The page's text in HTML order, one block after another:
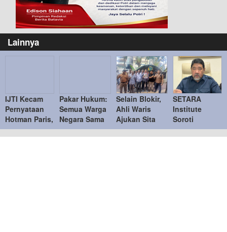
Lainnya
IJTI Kecam
Pernyataan
Hotman Paris,
Tegaskan
Menghormati
Pakar Hukum:
Semua Warga
Negara Sama
di Hadapan
Hukum
Selain Blokir,
Ahli Waris
Ajukan Sita
Jaminan
Tanah di Bukit
SETARA
Institute
Soroti
Kejanggalan
Kasus Febrie